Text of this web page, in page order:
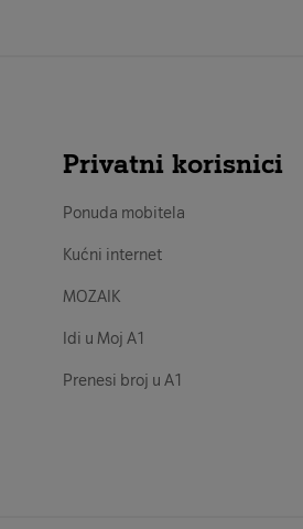
Privatni korisnici
Ponuda mobitela
Kućni internet
MOZAIK
Idi u Moj A1
Prenesi broj u A1